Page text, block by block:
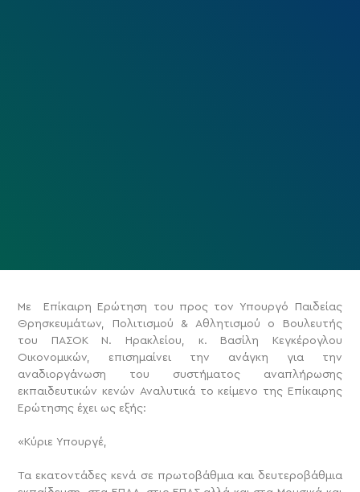
Με Επίκαιρη Ερώτηση του προς τον Υπουργό Παιδείας
Θρησκευμάτων, Πολιτισμού & Αθλητισμού ο Βουλευτής
του ΠΑΣΟΚ Ν. Ηρακλείου, κ. Βασίλη Κεγκέρογλου
Οικονομικών, επισημαίνει την ανάγκη για την
αναδιοργάνωση του συστήματος αναπλήρωσης
εκπαιδευτικών κενών Αναλυτικά το κείμενο της Επίκαιρης
Ερώτησης έχει ως εξής:
«Κύριε Υπουργέ,
Τα εκατοντάδες κενά σε πρωτοβάθμια και δευτεροβάθμια